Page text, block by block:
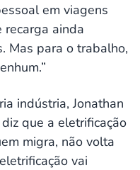
em viagens
recarga ainda
Mas para o trabalho,
indústria, Jonathan
que a eletrificação
migra, não volta
vai